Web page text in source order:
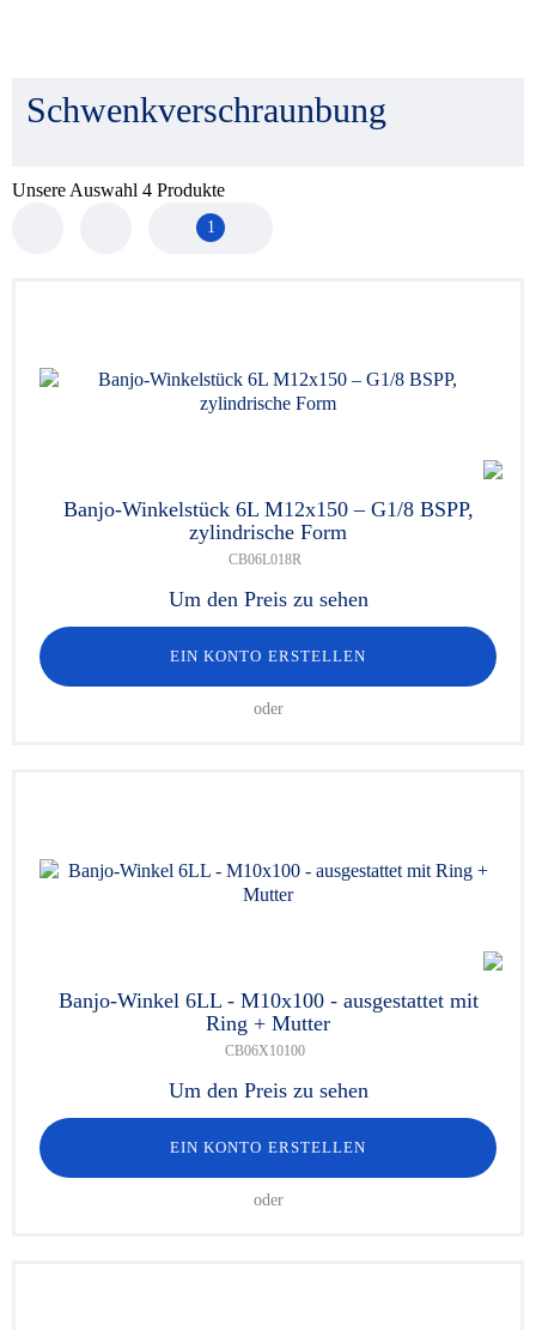
Schwenkverschraunbung
Unsere Auswahl 4 Produkte
1
Banjo-Winkelstück 6L M12x150 – G1/8 BSPP,
zylindrische Form
CB06L018R
Um den Preis zu sehen
EIN KONTO ERSTELLEN
oder
Banjo-Winkel 6LL - M10x100 - ausgestattet mit
Ring + Mutter
CB06X10100
Um den Preis zu sehen
EIN KONTO ERSTELLEN
oder